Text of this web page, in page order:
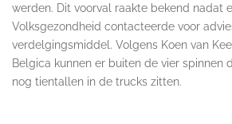
werden. Dit voorval raakte bekend nadat
Volksgezondheid contacteerde voor
verdelgingsmiddel. Volgens Koen van
Belgica kunnen er buiten de vier spinnen
nog tientallen in de trucks zitten.